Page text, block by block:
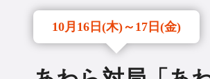
10月16日(木)～17日(金)